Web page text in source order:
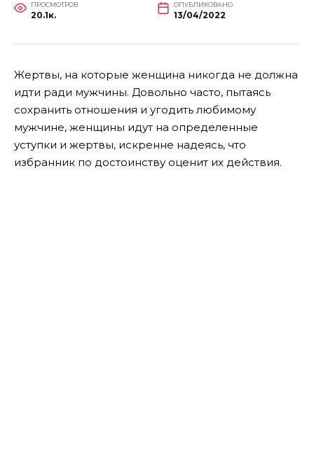
ПРОСМОТРОВ
20.1к.
ОПУБЛИКОВАНО
13/04/2022
Жертвы, на которые женщина никогда не должна
идти ради мужчины. Довольно часто, пытаясь
сохранить отношения и угодить любимому
мужчине, женщины идут на определенные
уступки и жертвы, искренне надеясь, что
избранник по достоинству оценит их действия.